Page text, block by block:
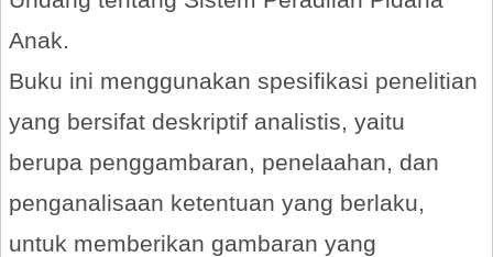
Anak.
Buku ini menggunakan spesifikasi penelitian
yang bersifat deskriptif analistis, yaitu
berupa penggambaran, penelaahan, dan
penganalisaan ketentuan yang berlaku,
untuk memberikan gambaran yang